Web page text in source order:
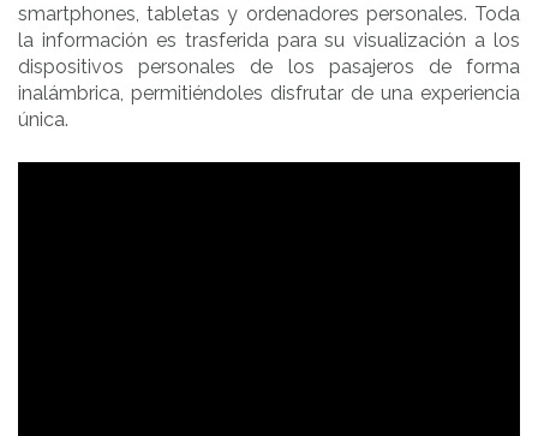
smartphones, tabletas y ordenadores personales. Toda
la información es trasferida para su visualización a los
dispositivos personales de los pasajeros de forma
inalámbrica, permitiéndoles disfrutar de una experiencia
única.